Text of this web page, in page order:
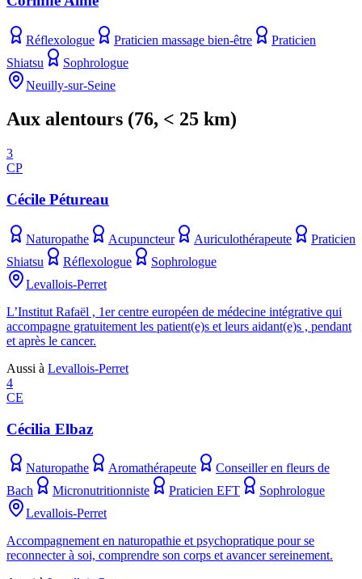
Réflexologue Praticien massage bien-être
Praticien
Shiatsu
Sophrologue
Neuilly-sur-Seine
Aux alentours (76, < 25 km)
3
CP
Cécile Pétureau
Naturopathe Acupuncteur Auriculothérapeute
Praticien
Shiatsu
Réflexologue
Sophrologue
Levallois-Perret
L’Institut Rafaël , 1er centre européen de médecine intégrative qui
accompagne gratuitement les patient(e)s et leurs aidant(e)s , pendant
et après le cancer.
Aussi à Levallois-Perret
4
CE
Cécilia Elbaz
Naturopathe Aromathérapeute
Conseiller en fleurs de
Bach
Micronutritionniste Praticien EFT
Sophrologue
Levallois-Perret
Accompagnement en naturopathie et psychopratique pour se
reconnecter à soi, comprendre son corps et avancer sereinement.